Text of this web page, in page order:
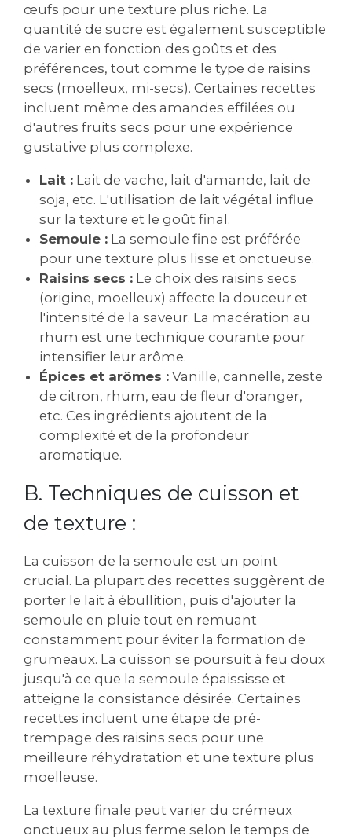
œufs pour une texture plus riche. La
quantité de sucre est également susceptible
de varier en fonction des goûts et des
préférences‚ tout comme le type de raisins
secs (moelleux‚ mi-secs). Certaines recettes
incluent même des amandes effilées ou
d'autres fruits secs pour une expérience
gustative plus complexe.
Lait : Lait de vache‚ lait d'amande‚ lait de
soja‚ etc. L'utilisation de lait végétal influe
sur la texture et le goût final.
Semoule : La semoule fine est préférée
pour une texture plus lisse et onctueuse.
Raisins secs : Le choix des raisins secs
(origine‚ moelleux) affecte la douceur et
l'intensité de la saveur. La macération au
rhum est une technique courante pour
intensifier leur arôme.
Épices et arômes : Vanille‚ cannelle‚ zeste
de citron‚ rhum‚ eau de fleur d'oranger‚
etc. Ces ingrédients ajoutent de la
complexité et de la profondeur
aromatique.
B. Techniques de cuisson et
de texture :
La cuisson de la semoule est un point
crucial. La plupart des recettes suggèrent de
porter le lait à ébullition‚ puis d'ajouter la
semoule en pluie tout en remuant
constamment pour éviter la formation de
grumeaux. La cuisson se poursuit à feu doux
jusqu'à ce que la semoule épaississe et
atteigne la consistance désirée. Certaines
recettes incluent une étape de pré-
trempage des raisins secs pour une
meilleure réhydratation et une texture plus
moelleuse.
La texture finale peut varier du crémeux
onctueux au plus ferme selon le temps de